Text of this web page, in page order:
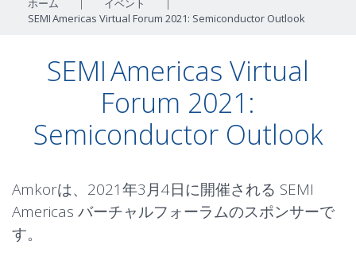
ホーム | イベント
|
SEMI Americas Virtual Forum 2021: Semiconductor Outlook
SEMI Americas Virtual
Forum 2021:
Semiconductor Outlook
Amkorは、2021年3月4日に開催される SEMI
Americas バーチャルフォーラムのスポンサーで
す。